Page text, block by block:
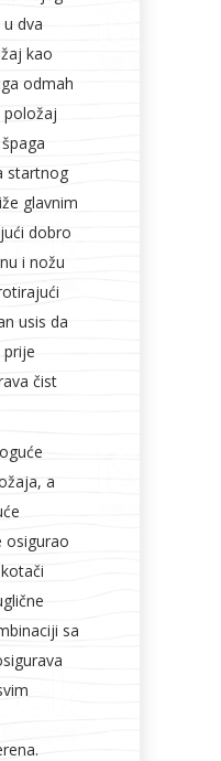
dva
kao
odmah
položaj
startnog
glavnim
dobro
i nožu
usis da
prije
čist
a
osigurao
sa